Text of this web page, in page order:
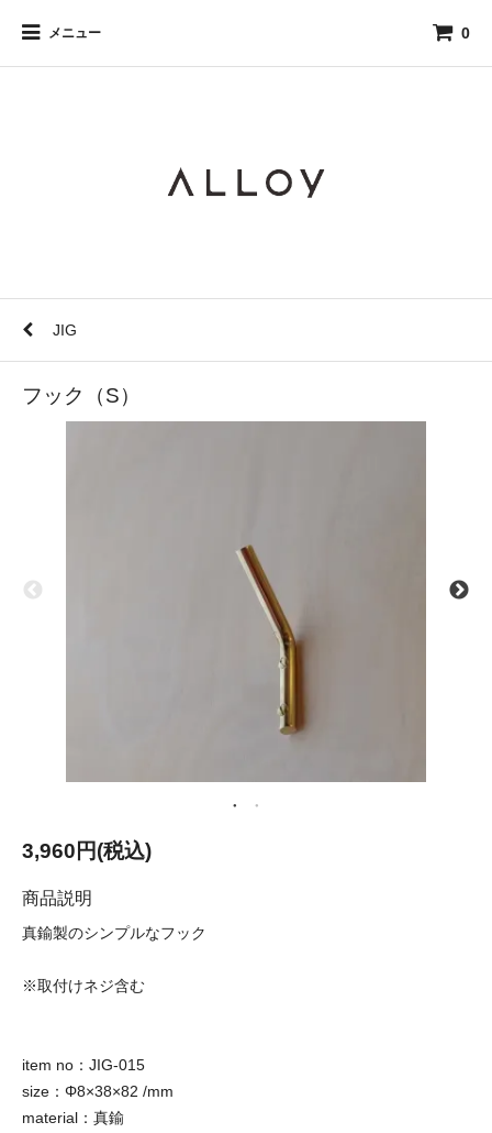
メニュー 0
JIG
フック（S）
3,960円(税込)
商品説明
真鍮製のシンプルなフック
※取付けネジ含む
item no：JIG-015
size：Φ8×38×82 /mm
material：真鍮